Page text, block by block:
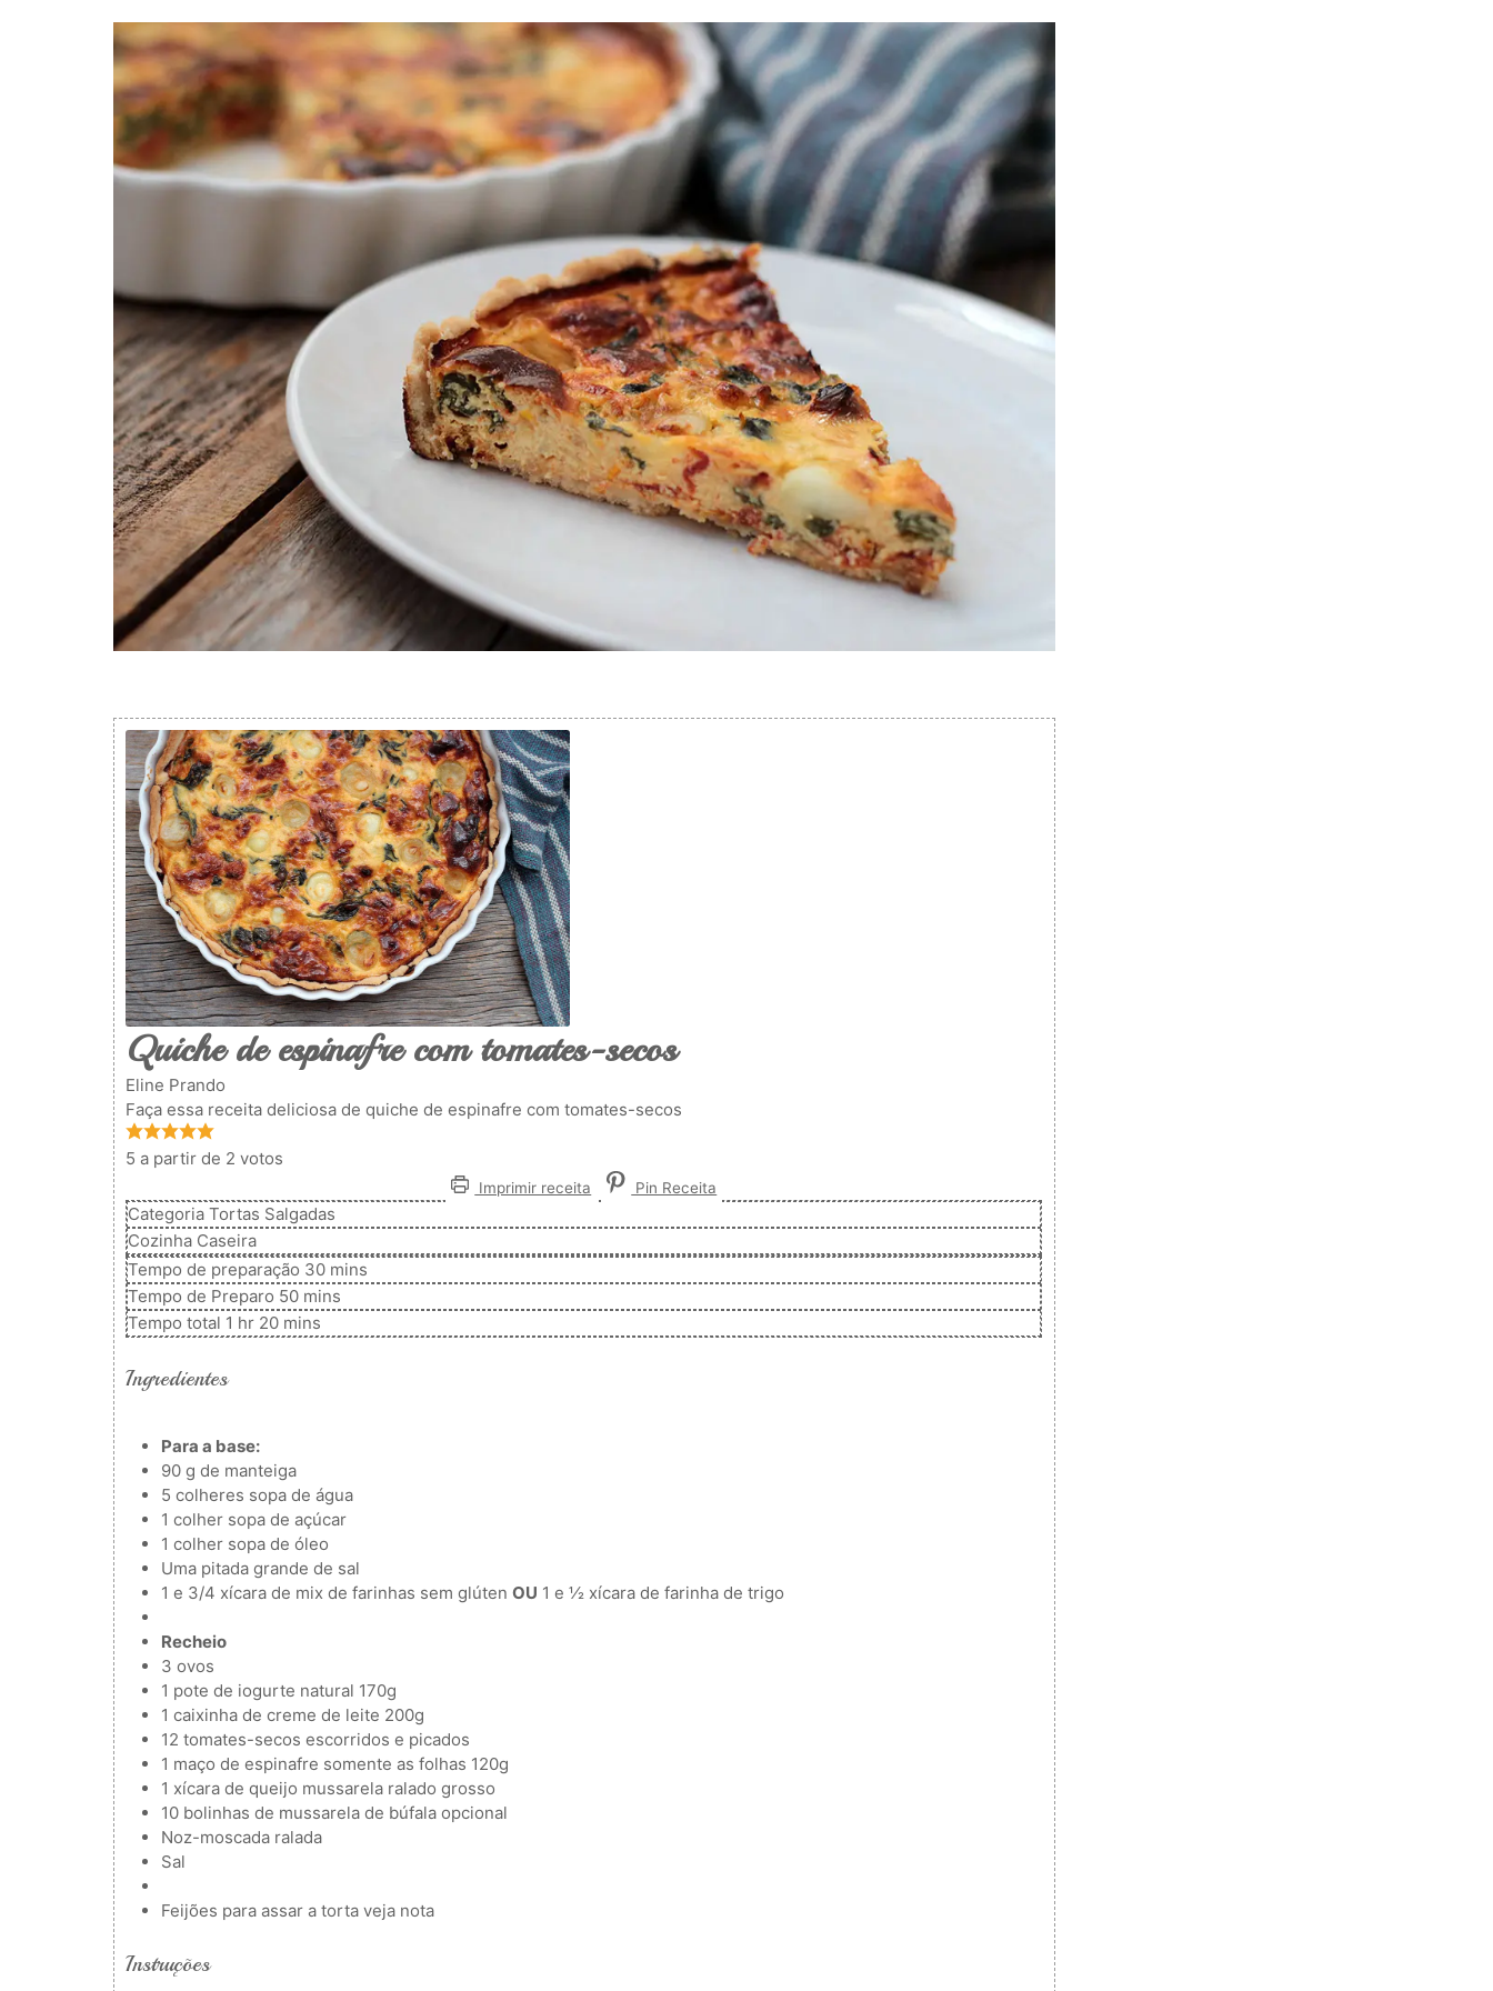
Quiche de espinafre com tomates-secos
Eline Prando
Faça essa receita deliciosa de quiche de espinafre com tomates-secos
5 a partir de 2 votos
Imprimir receita Pin Receita
CategoriaTortas Salgadas
Cozinha Caseira
Tempo de preparação 30minutos
mins
Tempo de Preparo 50minutos
mins
Tempo total 1 hora
hr 20minutos
mins
Ingredientes
Para a base:
90 g de manteiga
5 colheres sopa de água
1 colher sopa de açúcar
1 colher sopa de óleo
Uma pitada grande de sal
1 e 3/4 xícara de mix de farinhas sem glútenOU 1 e ½ xícara de farinha de trigo
Recheio
3 ovos
1 pote de iogurte natural 170g
1 caixinha de creme de leite 200g
12 tomates-secos escorridos e picados
1 maço de espinafre somente as folhas 120g
1 xícara de queijo mussarela ralado grosso
10 bolinhas de mussarela de búfala opcional
Noz-moscada ralada
Sal
Feijões para assar a torta veja nota
Instruções